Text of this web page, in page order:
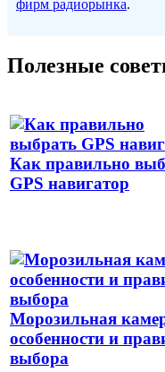
фирм радиорынка.
Полезные
Как правильно
GPS навигатор
Морозильная
особенности и
выбора